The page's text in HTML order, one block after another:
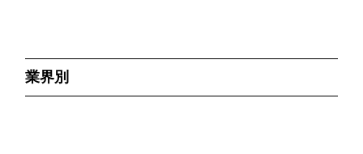
業界別